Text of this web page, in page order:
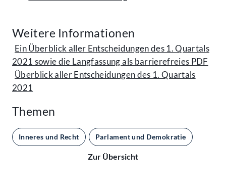
Weitere Informationen
Ein Überblick aller Entscheidungen des 1. Quartals
2021 sowie die Langfassung als barrierefreies PDF
Überblick aller Entscheidungen des 1. Quartals
2021
Themen
Inneres und Recht Parlament und Demokratie
Zur Übersicht